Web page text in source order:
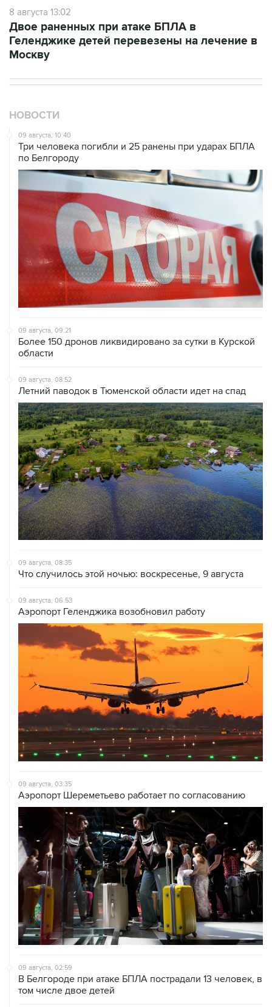
8 августа 13:02
Двое раненных при атаке БПЛА в
Геленджике детей перевезены на лечение в
Москву
НОВОСТИ
09 августа, 10:40
Три человека погибли и 25 ранены при ударах БПЛА
по Белгороду
09 августа, 09:21
Более 150 дронов ликвидировано за сутки в Курской
области
09 августа, 08:52
Летний паводок в Тюменской области идет на спад
09 августа, 08:35
Что случилось этой ночью: воскресенье, 9 августа
09 августа, 06:53
Аэропорт Геленджика возобновил работу
09 августа, 03:35
Аэропорт Шереметьево работает по согласованию
09 августа, 02:59
В Белгороде при атаке БПЛА пострадали 13 человек, в
том числе двое детей